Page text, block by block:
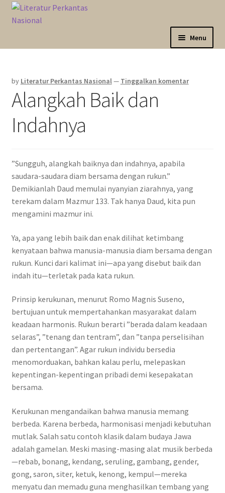
Skip
to
Langsung
ke
Menu
Kategori
Akun Saya
Katalog
by Literatur Perkantas Nasional— Tinggalkan komentar
Alangkah Baik dan
Indahnya
”Sungguh, alangkah baiknya dan indahnya, apabila
saudara-saudara diam bersama dengan rukun.”
Demikianlah Daud memulai nyanyian ziarahnya, yang
terekam dalam Mazmur 133. Tak hanya Daud, kita pun
mengamini mazmur ini.
Ya, apa yang lebih baik dan enak dilihat ketimbang
kenyataan bahwa manusia-manusia diam bersama dengan
rukun. Kunci dari kalimat ini—apa yang disebut baik dan
indah itu—terletak pada kata rukun.
Prinsip kerukunan, menurut Romo Magnis Suseno,
bertujuan untuk mempertahankan masyarakat dalam
keadaan harmonis. Rukun berarti ”berada dalam keadaan
selaras”, ”tenang dan tentram”, dan ”tanpa perselisihan
dan pertentangan”. Agar rukun individu bersedia
menomorduakan, bahkan kalau perlu, melepaskan
kepentingan-kepentingan pribadi demi kesepakatan
bersama.
Kerukunan mengandaikan bahwa manusia memang
berbeda. Karena berbeda, harmonisasi menjadi kebutuhan
mutlak. Salah satu contoh klasik dalam budaya Jawa
adalah gamelan. Meski masing-masing alat musik berbeda
—rebab, bonang, kendang, seruling, gambang, gender,
gong, saron, siter, ketuk, kenong, kempul—mereka
menyatu dan memadu guna menghasilkan tembang yang